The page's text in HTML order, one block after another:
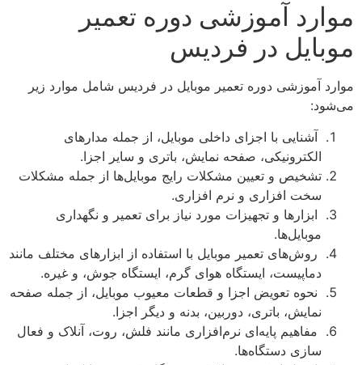
موارد آموزشی دوره تعمیر
موبایل در فردیس
موارد آموزشی دوره تعمیر موبایل در فردیس شامل موارد زیر
می‌شود:
آشنایی با اجزای داخلی موبایل، از جمله مدارهای
الکترونیکی، صفحه نمایش، باتری و سایر اجزا.
تشخیص و تعیین مشکلات رایج موبایل‌ها از جمله مشکلات
سخت افزاری و نرم افزاری.
ابزارها و تجهیزات مورد نیاز برای تعمیر و نگهداری
موبایل‌ها.
روش‌های تعمیر موبایل با استفاده از ابزارهای مختلف مانند
دماپیست، ایستگاه هوای گرم، ایستگاه جوش، و غیره.
نحوه تعویض اجزا و قطعات معیوب موبایل، از جمله صفحه
نمایش، باتری، دوربین، بدنه و دیگر اجزا.
مفاهیم پایه‌ای نرم‌افزاری مانند فلش، روت، آنلاک و فعال
سازی دستگاه‌ها.